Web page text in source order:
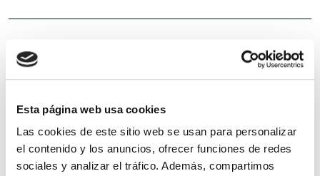
Esta página web usa cookies
Las cookies de este sitio web se usan para personalizar
el contenido y los anuncios, ofrecer funciones de redes
sociales y analizar el tráfico. Además, compartimos